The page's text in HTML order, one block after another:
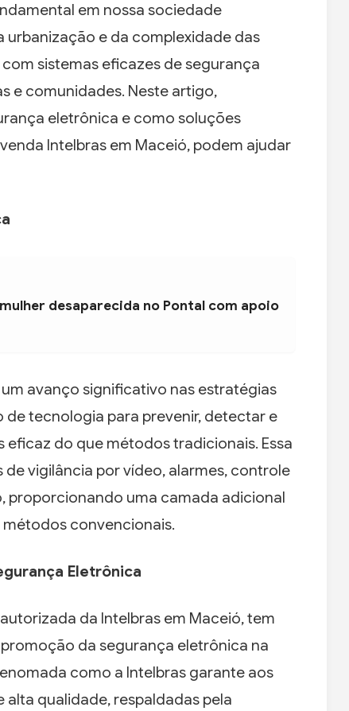
em nossa sociedade
e da complexidade das
sistemas eficazes de segurança
e comunidades. Neste artigo,
eletrônica e como soluções
Intelbras em Maceió, podem ajudar
desaparecida no Pontal com apoio
avanço significativo nas estratégias
de tecnologia para prevenir, detectar e
do que métodos tradicionais. Essa
vigilância por vídeo, alarmes, controle
proporcionando uma camada adicional
convencionais.
Eletrônica
da Intelbras em Maceió, tem
da segurança eletrônica na
como a Intelbras garante aos
qualidade, respaldadas pela